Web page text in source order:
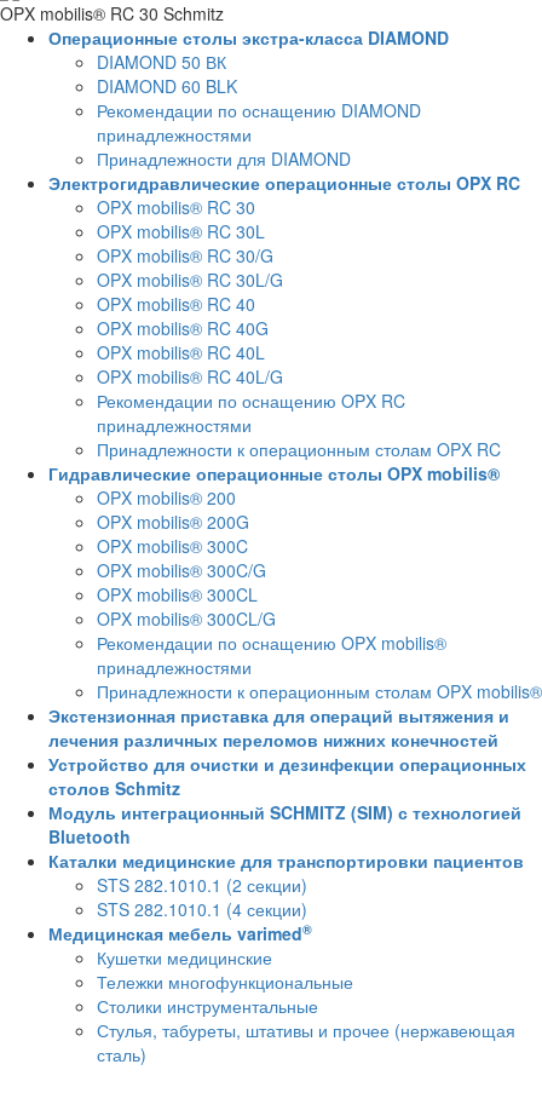
OPX mobilis® RC 30 Schmitz
Операционные столы экстра-класса DIAMOND
DIAMOND 50 ВК
DIAMOND 60 BLK
Рекомендации по оснащению DIAMOND
принадлежностями
Принадлежности для DIAMOND
Электрогидравлические операционные столы OPX RC
OPX mobilis® RC 30
OPX mobilis® RC 30L
OPX mobilis® RC 30/G
OPX mobilis® RC 30L/G
OPX mobilis® RC 40
OPX mobilis® RC 40G
OPX mobilis® RC 40L
OPX mobilis® RC 40L/G
Рекомендации по оснащению OPX RC
принадлежностями
Принадлежности к операционным столам OPX RC
Гидравлические операционные столы OPX mobilis®
OPX mobilis® 200
OPX mobilis® 200G
OPX mobilis® 300C
OPX mobilis® 300C/G
OPX mobilis® 300CL
OPX mobilis® 300CL/G
Рекомендации по оснащению OPX mobilis®
принадлежностями
Принадлежности к операционным столам OPX mobilis®
Экстензионная приставка для операций вытяжения и
лечения различных переломов нижних конечностей
Устройство для очистки и дезинфекции операционных
столов Schmitz
Модуль интеграционный SCHMITZ (SIM) с технологией
Bluetooth
Каталки медицинские для транспортировки пациентов
STS 282.1010.1 (2 секции)
STS 282.1010.1 (4 секции)
Медицинская мебель varimed®
Кушетки медицинские
Тележки многофункциональные
Столики инструментальные
Стулья, табуреты, штативы и прочее (нержавеющая
сталь)